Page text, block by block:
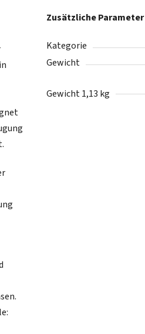
Zusätzliche Parameter
Kategorie
Gewicht
Gewicht 1,13 kg